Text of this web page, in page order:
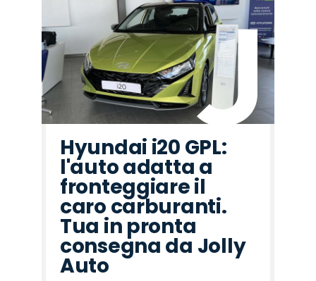
Hyundai i20 GPL:
l'auto adatta a
fronteggiare il
caro carburanti.
Tua in pronta
consegna da Jolly
Auto